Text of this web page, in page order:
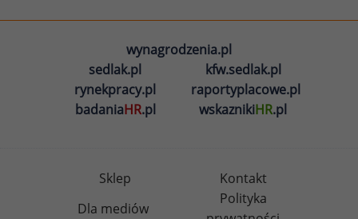
wynagrodzenia.pl
sedlak.pl
kfw.sedlak.pl
rynekpracy.pl
raportyplacowe.pl
badaniaHR.pl wskaznikiHR.pl
Sklep
Kontakt
Dla mediów
Polityka